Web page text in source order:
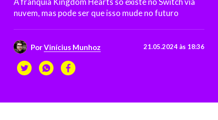
nuvem, mas pode ser que isso mude no futuro
PorVinícius Munhoz 21.05.2024 às 18:36